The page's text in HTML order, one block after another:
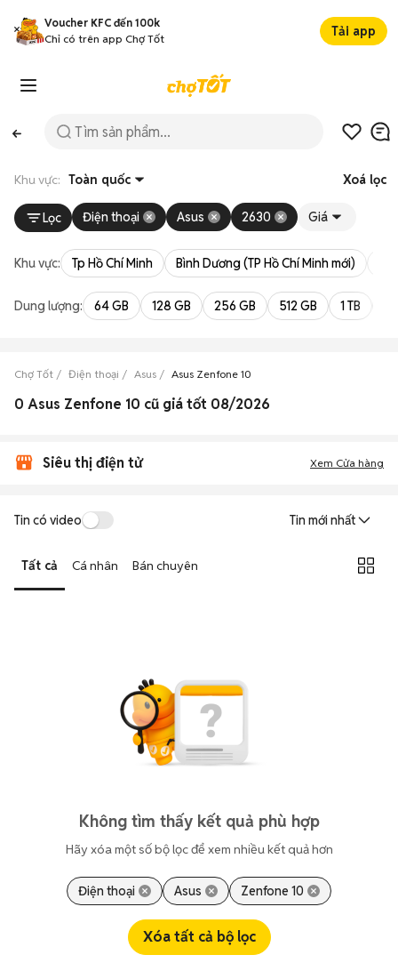
Voucher KFC đến 100k
Chỉ có trên app Chợ Tốt
Tải app
Khu vực: Toàn quốc Xoá lọc
Lọc Điện thoại Asus 2630 Giá
Khu vực: Tp Hồ Chí Minh Bình Dương (TP Hồ Chí Minh mới)
Dung lượng: 64 GB 128 GB 256 GB 512 GB 1 TB
Chợ Tốt Điện thoại Asus Asus Zenfone 10
0 Asus Zenfone 10 cũ giá tốt 08/2026
Siêu thị điện tử Xem Cửa hàng
Tin có video Tin mới nhất
Tất cả Cá nhân Bán chuyên
Không tìm thấy kết quả phù hợp
Hãy xóa một số bộ lọc để xem nhiều kết quả hơn
Điện thoại Asus Zenfone 10
Xóa tất cả bộ lọc